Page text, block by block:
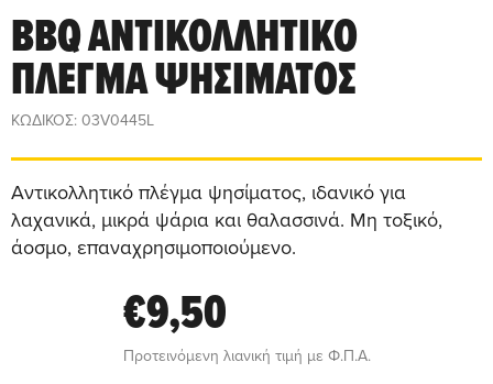
BBQ ΑΝΤΙΚΟΛΛΗΤΙΚΟ
ΠΛΕΓΜΑ ΨΗΣΙΜΑΤΟΣ
ΚΩΔΙΚΟΣ: 03V0445L
Αντικολλητικό πλέγμα ψησίματος, ιδανικό για
λαχανικά, μικρά ψάρια και θαλασσινά. Μη τοξικό,
άοσμο, επαναχρησιμοποιούμενο.
€9,50
Προτεινόμενη λιανική τιμή με Φ.Π.Α.